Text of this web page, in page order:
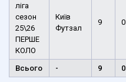
ліга
сезон
25\26
ПЕРШЕ
КОЛО
Київ
Футзал
9 0
Всього - 9 0